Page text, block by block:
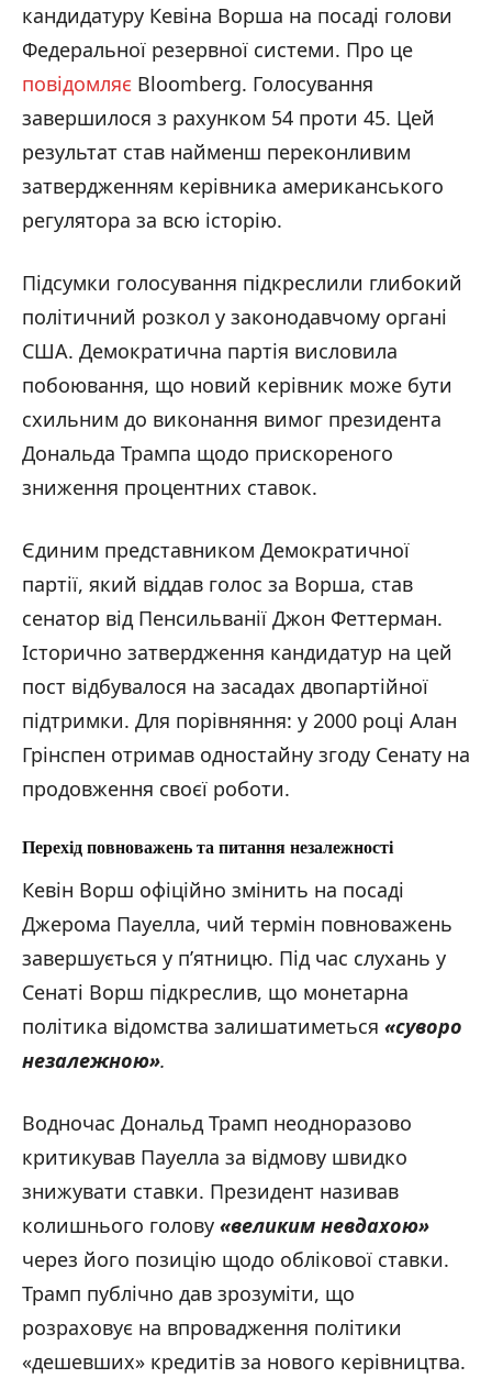
кандидатуру Кевіна Ворша на посаді голови
Федеральної резервної системи. Про це
повідомляє Bloomberg. Голосування
завершилося з рахунком 54 проти 45. Цей
результат став найменш переконливим
затвердженням керівника американського
регулятора за всю історію.
Підсумки голосування підкреслили глибокий
політичний розкол у законодавчому органі
США. Демократична партія висловила
побоювання, що новий керівник може бути
схильним до виконання вимог президента
Дональда Трампа щодо прискореного
зниження процентних ставок.
Єдиним представником Демократичної
партії, який віддав голос за Ворша, став
сенатор від Пенсильванії Джон Феттерман.
Історично затвердження кандидатур на цей
пост відбувалося на засадах двопартійної
підтримки. Для порівняння: у 2000 році Алан
Грінспен отримав одностайну згоду Сенату на
продовження своєї роботи.
Перехід повноважень та питання незалежності
Кевін Ворш офіційно змінить на посаді
Джерома Пауелла, чий термін повноважень
завершується у п’ятницю. Під час слухань у
Сенаті Ворш підкреслив, що монетарна
політика відомства залишатиметься «суворо
незалежною».
Водночас Дональд Трамп неодноразово
критикував Пауелла за відмову швидко
знижувати ставки. Президент називав
колишнього голову «великим невдахою»
через його позицію щодо облікової ставки.
Трамп публічно дав зрозуміти, що
розраховує на впровадження політики
«дешевших» кредитів за нового керівництва.